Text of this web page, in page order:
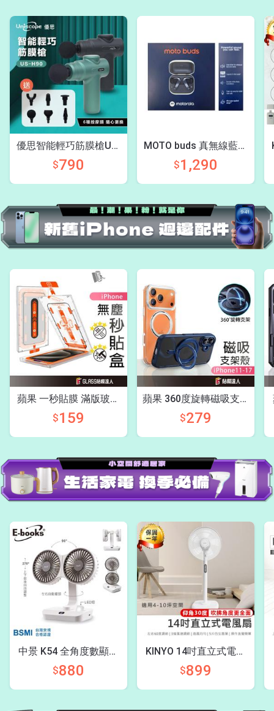
優思智能輕巧筋膜槍US-
H90
$790
MOTO buds 真無線藍牙
耳機
$1,290
蘋果 一秒貼膜 滿版玻璃
保護貼
$159
蘋果 360度旋轉磁吸支架
手機殼
$279
中景 K54 全角度數顯雙
頭扇
$880
KINYO 14吋直立式電風
扇
$899